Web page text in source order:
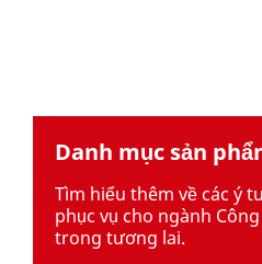
area
Glue
tape
***
and-
***
/3M/vi_VN/p/c/tapes/i/
Danh mục sản
Tìm hiểu thêm về các ý
phục vụ cho ngành
trong tương lai.